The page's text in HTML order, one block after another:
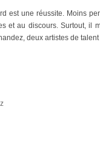
est une réussite. Moins
et au discours. Surtout, il
deux artistes de talent